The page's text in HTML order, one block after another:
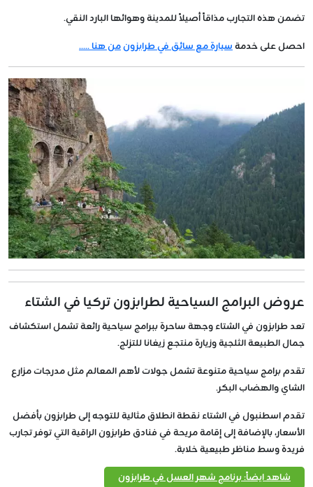
تضمن هذه التجارب مذاقاً أصيلاً للمدينة وهوائها البارد النقي.
احصل على خدمةسيارة مع سائق في طرابزونمن هنا .....
عروض البرامج السياحية لطرابزون تركيا في الشتاء​
تعد طرابزون في الشتاء وجهة ساحرة ببرامج سياحية رائعة تشمل استكشاف
جمال الطبيعة الثلجية وزيارة منتجع زيغانا للتزلج.
تقدم برامج سياحية متنوعة تشمل جولات لأهم المعالم مثل مدرجات مزارع
الشاي والهضاب البكر.
تقدم اسطنبول في الشتاء نقطة انطلاق مثالية للتوجه إلى طرابزون بأفضل
الأسعار، بالإضافة إلى إقامة مريحة في فنادق طرابزون الراقية التي توفر تجارب
فريدة وسط مناظر طبيعية خلابة.
شاهد ايضاً: برنامج شهر العسل في طرابزون